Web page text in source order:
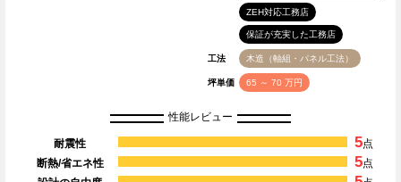
ZEH対応工務店
保証が充実した工務店
工法 木造（軸組・パネル工法）
坪単価 65 ～ 70 万円
性能レビュー
耐震性 5点
断熱/省エネ性
5点